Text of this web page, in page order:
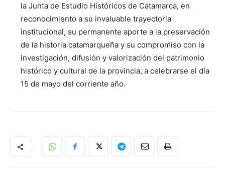
la Junta de Estudio Históricos de Catamarca, en
reconocimiento a su invaluable trayectoria
institucional, su permanente aporte a la preservación
de la historia catamarqueña y su compromiso con la
investigación, difusión y valorización del patrimonio
histórico y cultural de la provincia, a celebrarse el día
15 de mayo del corriente año.